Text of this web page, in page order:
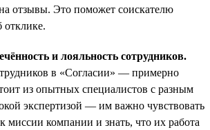
отзывы. Это поможет соискателю
отклике.
и лояльность сотрудников.
в «Согласии» — примерно
из опытных специалистов с разным
экспертизой — им важно чувствовать
миссии компании и знать, что их работа